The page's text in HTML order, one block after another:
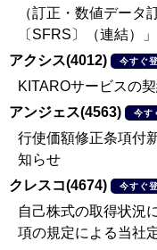
（訂正・数値データ
〔SFRS〕（連結）
アクシス(4012)
今すぐ
KITAROサービスの
アンジェス(4563)
今す
行使価額修正条項付
知らせ
クレスコ(4674)
今すぐ
自己株式の取得状況
項の規定による当社